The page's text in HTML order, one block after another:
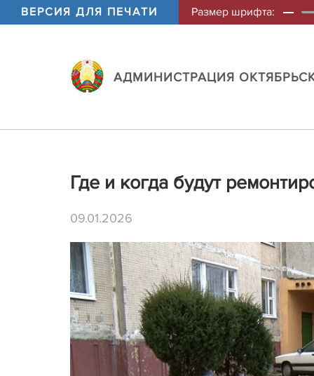
ВЕРСИЯ ДЛЯ ПЕЧАТИ Размер шрифта:
АДМИНИСТРАЦИЯ
Где и когда будут
09.01.2026